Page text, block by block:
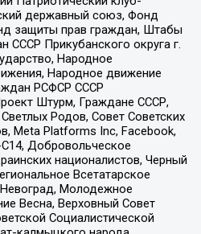
державный союз, Фонд
защиты прав граждан, Штабы
СССР Прикубанского округа г.
Народное
Народное движение
РСФСР СССР
Штурм, Граждане СССР,
Родов, Совет Советских
Meta Platforms Inc, Facebook,
Добровольческое
националистов, Черный
Всетатарское
Молодежное
Весна, Верховный Совет
Социалистической